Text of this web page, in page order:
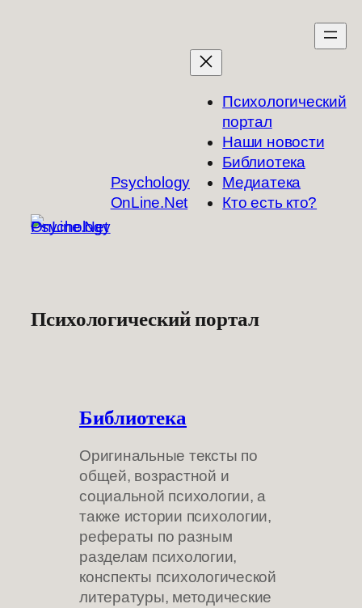
Psychology
OnLine.Net
Психологический
портал
Наши новости
Библиотека
Медиатека
Кто есть кто?
Психологический портал
Библиотека
Оригинальные тексты по
общей, возрастной и
социальной психологии, а
также истории психологии,
рефераты по разным
разделам психологии,
конспекты психологической
литературы, методические